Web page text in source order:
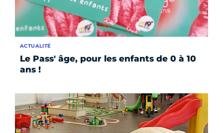
Le Pass' âge, pour les enfants de 0 à 10
ans !
ACTUALITÉ